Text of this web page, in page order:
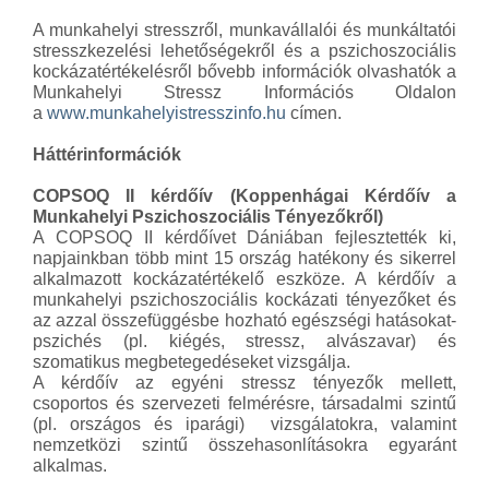
A munkahelyi stresszről, munkavállalói és munkáltatói
stresszkezelési lehetőségekről és a pszichoszociális
kockázatértékelésről bővebb információk olvashatók a
Munkahelyi Stressz Információs Oldalon
a www.munkahelyistresszinfo.hu címen.
Háttérinformációk
COPSOQ II kérdőív (Koppenhágai Kérdőív a
Munkahelyi Pszichoszociális Tényezőkről)
A COPSOQ II kérdőívet Dániában fejlesztették ki,
napjainkban több mint 15 ország hatékony és sikerrel
alkalmazott kockázatértékelő eszköze. A kérdőív a
munkahelyi pszichoszociális kockázati tényezőket és
az azzal összefüggésbe hozható egészségi hatásokat-
pszichés (pl. kiégés, stressz, alvászavar) és
szomatikus megbetegedéseket vizsgálja.
A kérdőív az egyéni stressz tényezők mellett,
csoportos és szervezeti felmérésre, társadalmi szintű
(pl. országos és iparági) vizsgálatokra, valamint
nemzetközi szintű összehasonlításokra egyaránt
alkalmas.